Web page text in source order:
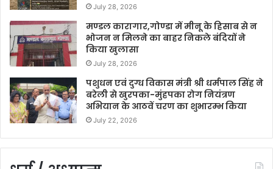
July 28, 2026
मण्डल कारागार,गोण्डा में मीनू के हिसाब से न
भोजन न मिलने का बाहर निकले बंदियों ने
किया खुलासा
July 28, 2026
पशुधन एवं दुग्ध विकास मंत्री श्री धर्मपाल सिंह ने
बरेली से खुरपका-मुंहपका रोग नियंत्रण
अभियान के आठवें चरण का शुभारम्भ किया
July 22, 2026